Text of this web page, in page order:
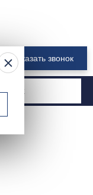
Заказать звонок